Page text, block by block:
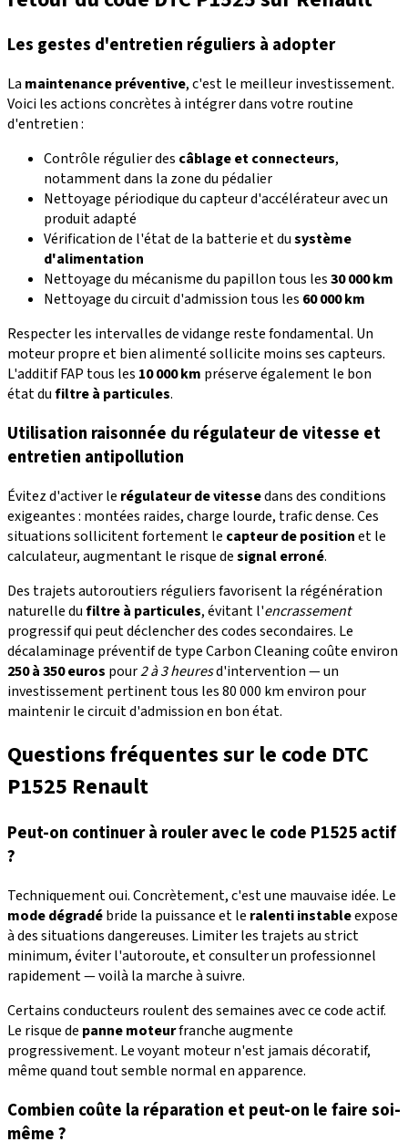
Les gestes d'entretien réguliers à adopter
La maintenance préventive, c'est le meilleur investissement.
Voici les actions concrètes à intégrer dans votre routine
d'entretien :
Contrôle régulier des câblage et connecteurs,
notamment dans la zone du pédalier
Nettoyage périodique du capteur d'accélérateur avec un
produit adapté
Vérification de l'état de la batterie et dusystème
d'alimentation
Nettoyage du mécanisme du papillon tous les30 000 km
Nettoyage du circuit d'admission tous les 60 000 km
Respecter les intervalles de vidange reste fondamental. Un
moteur propre et bien alimenté sollicite moins ses capteurs.
L'additif FAP tous les 10 000 km préserve également le bon
état dufiltre à particules.
Utilisation raisonnée du régulateur de vitesse et
entretien antipollution
Évitez d'activer le régulateur de vitessedans des conditions
exigeantes : montées raides, charge lourde, trafic dense. Ces
situations sollicitent fortement le capteur de positionet le
calculateur, augmentant le risque designal erroné.
Des trajets autoroutiers réguliers favorisent la régénération
naturelle dufiltre à particules, évitant l'encrassement
progressif qui peut déclencher des codes secondaires. Le
décalaminage préventif de type Carbon Cleaning coûte environ
250 à 350 euros pour2 à 3 heuresd'intervention — un
investissement pertinent tous les 80 000 km environ pour
maintenir le circuit d'admission en bon état.
Questions fréquentes sur le code DTC
P1525 Renault
Peut-on continuer à rouler avec le code P1525 actif
?
Techniquement oui. Concrètement, c'est une mauvaise idée. Le
mode dégradébride la puissance et le ralenti instableexpose
à des situations dangereuses. Limiter les trajets au strict
minimum, éviter l'autoroute, et consulter un professionnel
rapidement — voilà la marche à suivre.
Certains conducteurs roulent des semaines avec ce code actif.
Le risque de panne moteurfranche augmente
progressivement. Le voyant moteur n'est jamais décoratif,
même quand tout semble normal en apparence.
Combien coûte la réparation et peut-on le faire soi-
même ?